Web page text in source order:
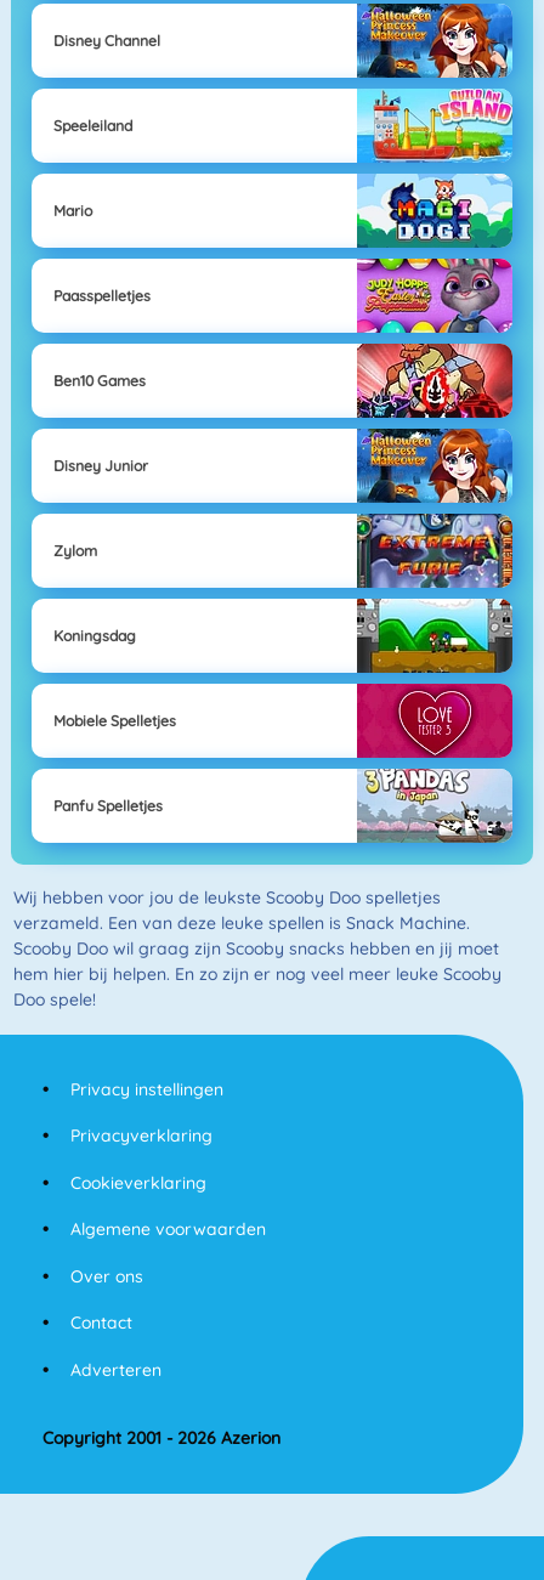
Disney Channel
Speeleiland
Mario
Paasspelletjes
Ben10 Games
Disney Junior
Zylom
Koningsdag
Mobiele Spelletjes
Panfu Spelletjes
Wij hebben voor jou de leukste Scooby Doo spelletjes
verzameld. Een van deze leuke spellen is Snack Machine.
Scooby Doo wil graag zijn Scooby snacks hebben en jij moet
hem hier bij helpen. En zo zijn er nog veel meer leuke Scooby
Doo spele!
Privacy instellingen
Privacyverklaring
Cookieverklaring
Algemene voorwaarden
Over ons
Contact
Adverteren
Copyright 2001 - 2026 Azerion